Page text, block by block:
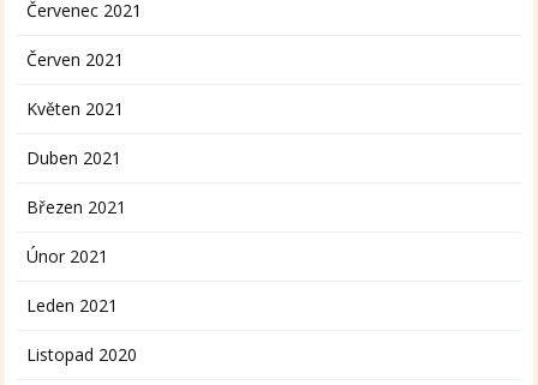
Červenec 2021
Červen 2021
Květen 2021
Duben 2021
Březen 2021
Únor 2021
Leden 2021
Listopad 2020